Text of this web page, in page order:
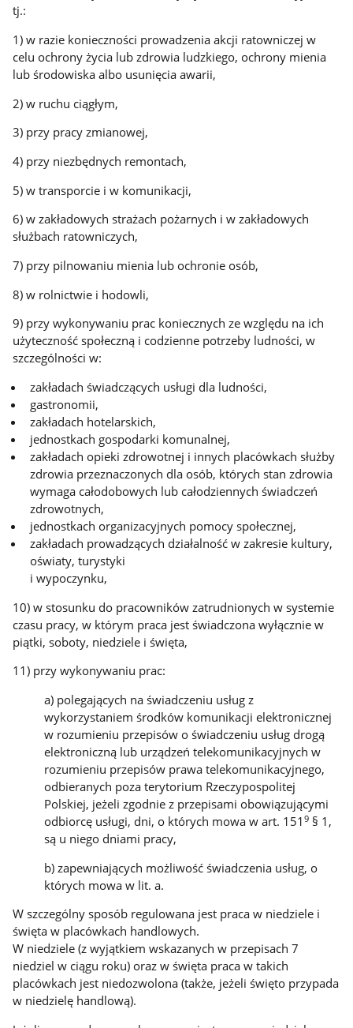
tj.:
1) w razie konieczności prowadzenia akcji ratowniczej w
celu ochrony życia lub zdrowia ludzkiego, ochrony mienia
lub środowiska albo usunięcia awarii,
2) w ruchu ciągłym,
3) przy pracy zmianowej,
4) przy niezbędnych remontach,
5) w transporcie i w komunikacji,
6) w zakładowych strażach pożarnych i w zakładowych
służbach ratowniczych,
7) przy pilnowaniu mienia lub ochronie osób,
8) w rolnictwie i hodowli,
9) przy wykonywaniu prac koniecznych ze względu na ich
użyteczność społeczną i codzienne potrzeby ludności, w
szczególności w:
zakładach świadczących usługi dla ludności,
gastronomii,
zakładach hotelarskich,
jednostkach gospodarki komunalnej,
zakładach opieki zdrowotnej i innych placówkach służby
zdrowia przeznaczonych dla osób, których stan zdrowia
wymaga całodobowych lub całodziennych świadczeń
zdrowotnych,
jednostkach organizacyjnych pomocy społecznej,
zakładach prowadzących działalność w zakresie kultury,
oświaty, turystyki
i wypoczynku,
10) w stosunku do pracowników zatrudnionych w systemie
czasu pracy, w którym praca jest świadczona wyłącznie w
piątki, soboty, niedziele i święta,
11) przy wykonywaniu prac:
a) polegających na świadczeniu usług z
wykorzystaniem środków komunikacji elektronicznej
w rozumieniu przepisów o świadczeniu usług drogą
elektroniczną lub urządzeń telekomunikacyjnych w
rozumieniu przepisów prawa telekomunikacyjnego,
odbieranych poza terytorium Rzeczypospolitej
Polskiej, jeżeli zgodnie z przepisami obowiązującymi
odbiorcę usługi, dni, o których mowa w art. 1519 § 1,
są u niego dniami pracy,
b) zapewniających możliwość świadczenia usług, o
których mowa w lit. a.
W szczególny sposób regulowana jest praca w niedziele i
święta w placówkach handlowych.
W niedziele (z wyjątkiem wskazanych w przepisach 7
niedziel w ciągu roku) oraz w święta praca w takich
placówkach jest niedozwolona (także, jeżeli święto przypada
w niedzielę handlową).